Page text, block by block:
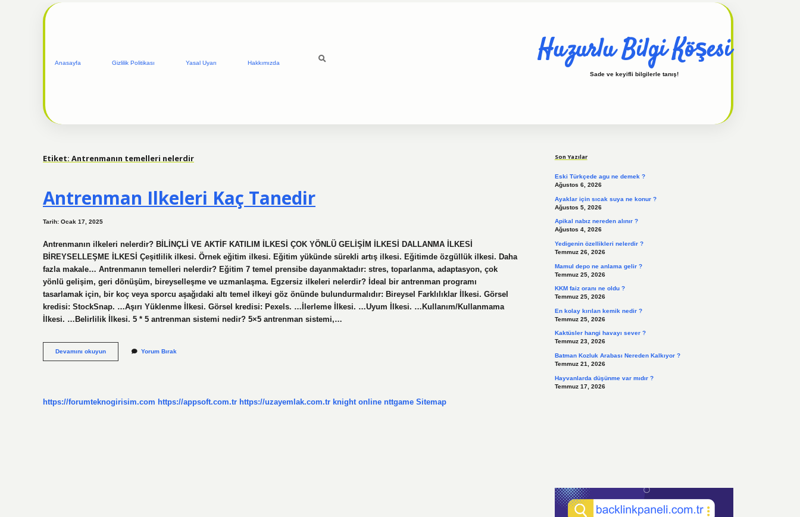
Anasayfa Gizlilik Politikası Yasal Uyarı Hakkımızda Huzurlu Bilgi Köşesi
Sade ve keyifli bilgilerle tanış!
Etiket: Antrenmanın temelleri nelerdir
Antrenman Ilkeleri Kaç Tanedir
Tarih: Ocak 17, 2025
Antrenmanın ilkeleri nelerdir? BİLİNÇLİ VE AKTİF KATILIM İLKESİ ÇOK YÖNLÜ GELİŞİM İLKESİ DALLANMA İLKESİ
BİREYSELLEŞME İLKESİ Çeşitlilik ilkesi. Örnek eğitim ilkesi. Eğitim yükünde sürekli artış ilkesi. Eğitimde özgüllük ilkesi. Daha
fazla makale… Antrenmanın temelleri nelerdir? Eğitim 7 temel prensibe dayanmaktadır: stres, toparlanma, adaptasyon, çok
yönlü gelişim, geri dönüşüm, bireyselleşme ve uzmanlaşma. Egzersiz ilkeleri nelerdir? İdeal bir antrenman programı
tasarlamak için, bir koç veya sporcu aşağıdaki altı temel ilkeyi göz önünde bulundurmalıdır: Bireysel Farklılıklar İlkesi. Görsel
kredisi: StockSnap. …Aşırı Yüklenme İlkesi. Görsel kredisi: Pexels. …İlerleme İlkesi. …Uyum İlkesi. …Kullanım/Kullanmama
İlkesi. …Belirlilik İlkesi. 5 * 5 antrenman sistemi nedir? 5×5 antrenman sistemi,…
Devamını okuyunAntrenman
Ilkeleri
Yorum Bırak
https://forumteknogirisim.com https://appsoft.com.tr https://uzayemlak.com.tr knight online nttgame Sitemap
Son Yazılar
Eski Türkçede agu ne demek ?
Ağustos 6, 2026
Ayaklar için sıcak suya ne konur ?
Ağustos 5, 2026
Apikal nabız nereden alınır ?
Ağustos 4, 2026
Yedigenin özellikleri nelerdir ?
Temmuz 26, 2026
Mamul depo ne anlama gelir ?
Temmuz 25, 2026
KKM faiz oranı ne oldu ?
Temmuz 25, 2026
En kolay kırılan kemik nedir ?
Temmuz 25, 2026
Kaktüsler hangi havayı sever ?
Temmuz 23, 2026
Batman Kozluk Arabası Nereden Kalkıyor ?
Temmuz 21, 2026
Hayvanlarda düşünme var mıdır ?
Temmuz 17, 2026